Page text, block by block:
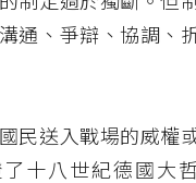
通、爭辯、協調、
民送入戰場的威權
十八世紀德國大